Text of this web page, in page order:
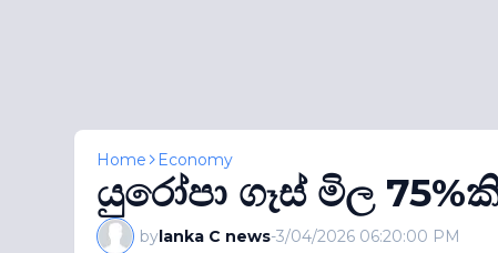
Home Economy
යුරෝපා ගෑස් මිල
bylanka C news-3/04/2026 06:20:00 PM